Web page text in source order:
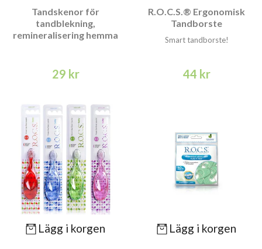
Tandskenor för
tandblekning,
remineralisering hemma
29 kr
R.O.C.S.® Ergonomisk
Tandborste
Smart tandborste!
44 kr
Lägg i korgen Lägg i korgen